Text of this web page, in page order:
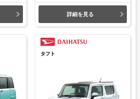
詳細を見る
タフト